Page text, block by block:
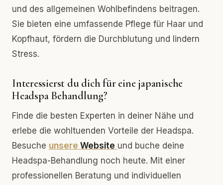
und des allgemeinen Wohlbefindens beitragen.
Sie bieten eine umfassende Pflege für Haar und
Kopfhaut, fördern die Durchblutung und lindern
Stress.
Interessierst du dich für eine japanische
Headspa Behandlung?
Finde die besten Experten in deiner Nähe und
erlebe die wohltuenden Vorteile der Headspa.
Besuche unsere Website und buche deine
Headspa-Behandlung noch heute. Mit einer
professionellen Beratung und individuellen